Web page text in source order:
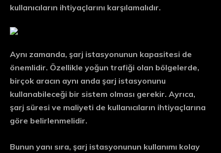
kullanıcıların ihtiyaçlarını karşılamalıdır.
Aynı zamanda, şarj istasyonunun kapasitesi de
önemlidir. Özellikle yoğun trafiği olan bölgelerde,
birçok aracın aynı anda şarj istasyonunu
kullanabileceği bir sistem olması gerekir. Ayrıca,
şarj süresi ve maliyeti de kullanıcıların ihtiyaçlarına
göre belirlenmelidir.
Bunun yanı sıra, şarj istasyonunun kullanımı kolay